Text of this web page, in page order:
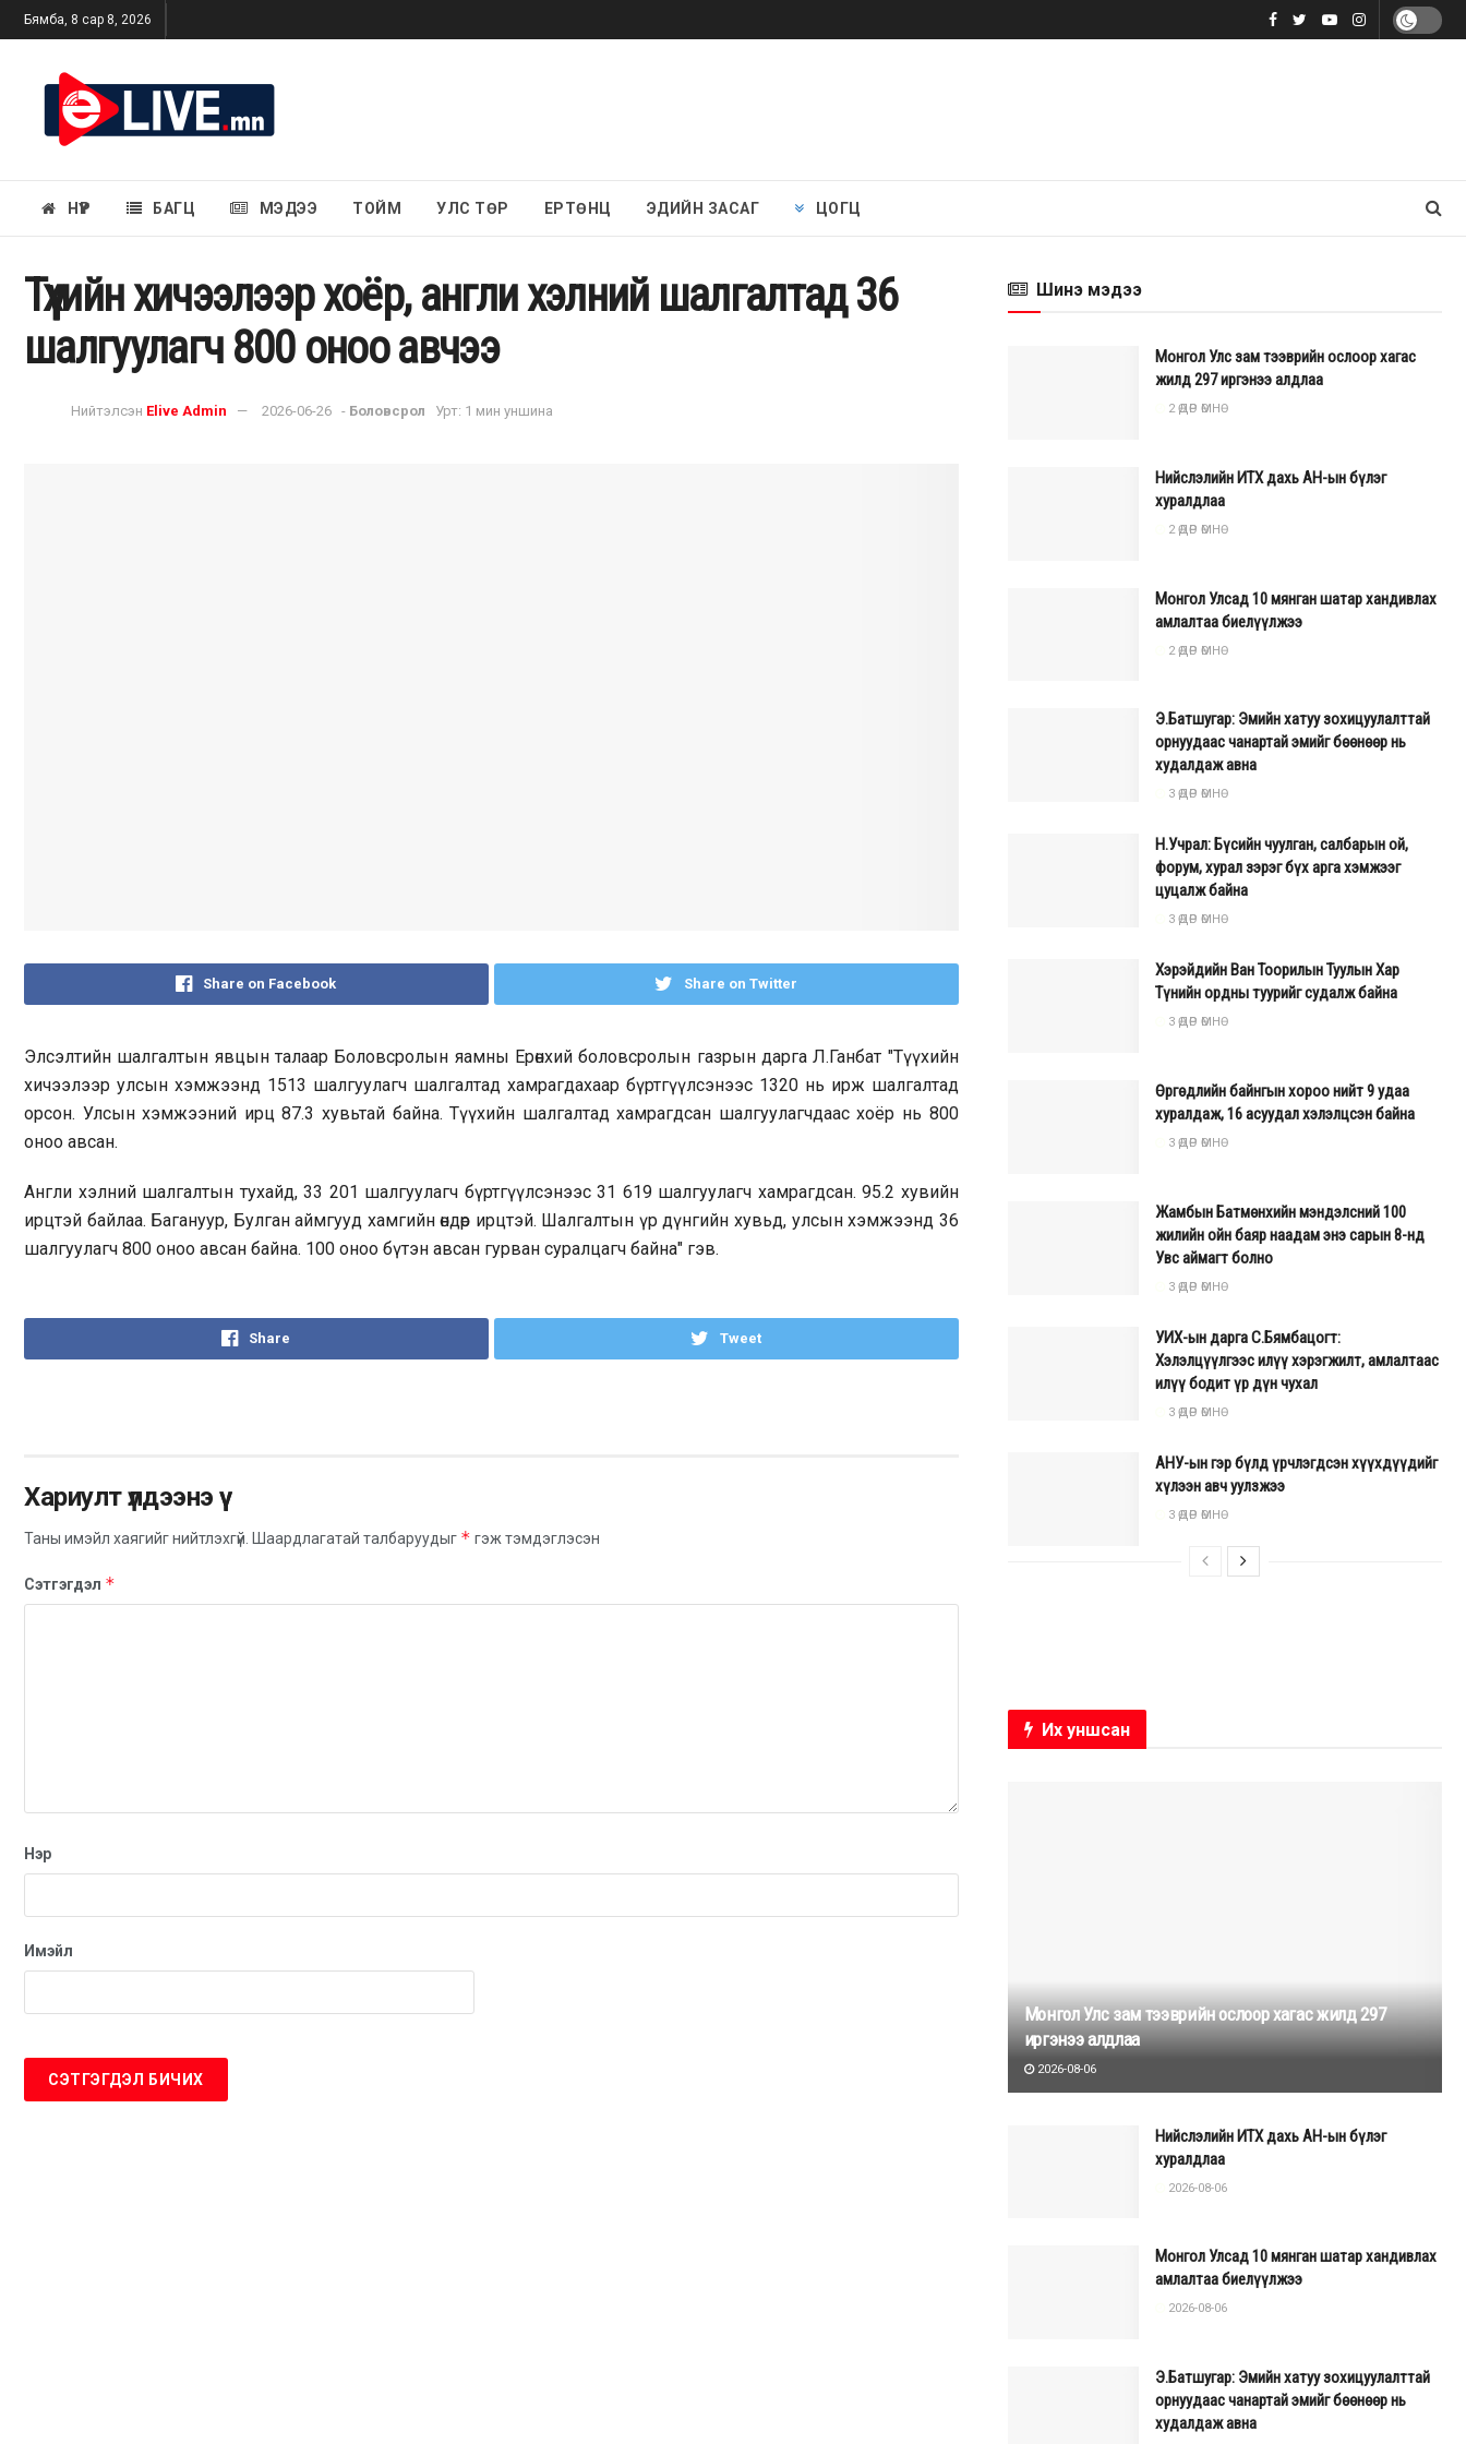
Бямба, 8 сар 8, 2026
НҮҮР БАГЦ МЭДЭЭ ТОЙМ УЛС ТӨР ЕРТӨНЦ ЭДИЙН ЗАСАГ ЦОГЦ
Түүхийн хичээлээр хоёр, англи хэлний шалгалтад 36
шалгуулагч 800 оноо авчээ
Нийтэлсэн Elive Admin 2026-06-26 - Боловсрол Урт: 1 мин уншина
Share on Facebook Share on Twitter
Элсэлтийн шалгалтын явцын талаар Боловсролын яамны Ерөнхий боловсролын газрын дарга Л.Ганбат "Түүхийн
хичээлээр улсын хэмжээнд 1513 шалгуулагч шалгалтад хамрагдахаар бүртгүүлсэнээс 1320 нь ирж шалгалтад
орсон. Улсын хэмжээний ирц 87.3 хувьтай байна. Түүхийн шалгалтад хамрагдсан шалгуулагчдаас хоёр нь 800
оноо авсан.
Англи хэлний шалгалтын тухайд, 33 201 шалгуулагч бүртгүүлсэнээс 31 619 шалгуулагч хамрагдсан. 95.2 хувийн
ирцтэй байлаа. Багануур, Булган аймгууд хамгийн өндөр ирцтэй. Шалгалтын үр дүнгийн хувьд, улсын хэмжээнд 36
шалгуулагч 800 оноо авсан байна. 100 оноо бүтэн авсан гурван суралцагч байна" гэв.
Share Tweet
Хариулт үлдээнэ үү
Таны имэйл хаягийг нийтлэхгүй. Шаардлагатай талбаруудыг * гэж тэмдэглэсэн
Сэтгэгдэл *
Нэр
Имэйл
Шинэ мэдээ
Монгол Улс зам тээврийн ослоор хагас
жилд 297 иргэнээ алдлаа
2 ӨДӨР ӨМНӨ
Нийслэлийн ИТХ дахь АН-ын бүлэг
хуралдлаа
2 ӨДӨР ӨМНӨ
Монгол Улсад 10 мянган шатар хандивлах
амлалтаа биелүүлжээ
2 ӨДӨР ӨМНӨ
Э.Батшугар: Эмийн хатуу зохицуулалттай
орнуудаас чанартай эмийг бөөнөөр нь
худалдаж авна
3 ӨДӨР ӨМНӨ
Н.Учрал: Бүсийн чуулган, салбарын ой,
форум, хурал зэрэг бүх арга хэмжээг
цуцалж байна
3 ӨДӨР ӨМНӨ
Хэрэйдийн Ван Тоорилын Туулын Хар
Түнийн ордны туурийг судалж байна
3 ӨДӨР ӨМНӨ
Өргөдлийн байнгын хороо нийт 9 удаа
хуралдаж, 16 асуудал хэлэлцсэн байна
3 ӨДӨР ӨМНӨ
Жамбын Батмөнхийн мэндэлсний 100
жилийн ойн баяр наадам энэ сарын 8-нд
Увс аймагт болно
3 ӨДӨР ӨМНӨ
УИХ-ын дарга С.Бямбацогт:
Хэлэлцүүлгээс илүү хэрэгжилт, амлалтаас
илүү бодит үр дүн чухал
3 ӨДӨР ӨМНӨ
АНУ-ын гэр бүлд үрчлэгдсэн хүүхдүүдийг
хүлээн авч уулзжээ
3 ӨДӨР ӨМНӨ
Их уншсан
Монгол Улс зам тээврийн ослоор хагас жилд 297
иргэнээ алдлаа
2026-08-06
Нийслэлийн ИТХ дахь АН-ын бүлэг
хуралдлаа
2026-08-06
Монгол Улсад 10 мянган шатар хандивлах
амлалтаа биелүүлжээ
2026-08-06
Э.Батшугар: Эмийн хатуу зохицуулалттай
орнуудаас чанартай эмийг бөөнөөр нь
худалдаж авна